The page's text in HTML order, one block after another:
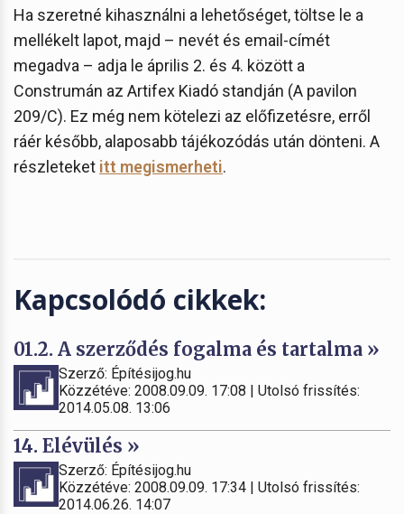
Ha szeretné kihasználni a lehetőséget, töltse le a
mellékelt lapot, majd – nevét és email-címét
megadva – adja le április 2. és 4. között a
Construmán az Artifex Kiadó standján (A pavilon
209/C). Ez még nem kötelezi az előfizetésre, erről
ráér később, alaposabb tájékozódás után dönteni. A
részleteket itt megismerheti.
Kapcsolódó cikkek:
01.2. A szerződés fogalma és tartalma »
Szerző: Építésijog.hu
Közzétéve: 2008.09.09. 17:08 | Utolsó frissítés:
2014.05.08. 13:06
14. Elévülés »
Szerző: Építésijog.hu
Közzétéve: 2008.09.09. 17:34 | Utolsó frissítés:
2014.06.26. 14:07